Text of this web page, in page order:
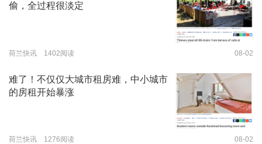
偷，全过程很淡定
荷兰快讯 1402阅读 08-02
难了！不仅仅大城市租房难，中小城市
的房租开始暴涨
荷兰快讯 1276阅读 08-02